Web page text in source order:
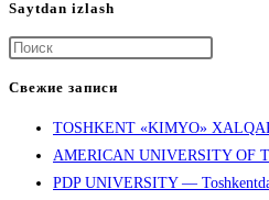
Saytdan izlash
чтобы
закрыть
панель
Свежие записи
TOSHKENT «KIMYO»
AMERICAN UNIVERSITY OF
PDP UNIVERSITY —